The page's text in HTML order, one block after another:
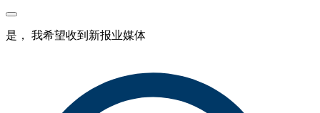
是， 我希望收到新报业媒体